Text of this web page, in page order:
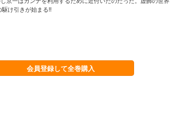
け引きが始まる!!
会員登録して全巻購入